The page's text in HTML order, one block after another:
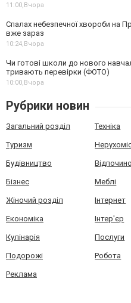
11:00, Вчора
Спалах небезпечної хвороби на
вже зараз
10:24, Вчора
Чи готові школи до нового
тривають перевірки (ФОТО)
10:00, Вчора
Рубрики новин
Загальний розділ Техніка
Туризм
Будівництво
Бізнес Меблі
Жіночий розділ Інтернет
Економіка Інтер'єр
Кулінарія Послуги
Подорожі Робота
Реклама